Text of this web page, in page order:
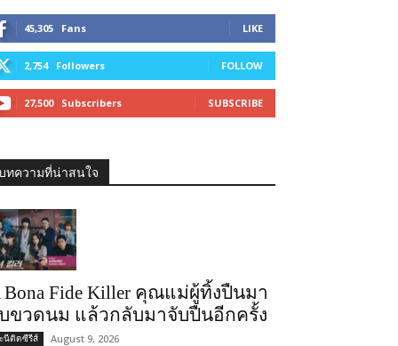
45,305 Fans LIKE
2,754 Followers FOLLOW
27,500 Subscribers SUBSCRIBE
ทความที่น่าสนใจ
Bona Fide Killer คุณแม่ผู้ทิ้งปืนมา
ขวดนม แล้วกลับมาจับปืนอีกครั้ง
นีติดซีรีส์ August 9, 2026